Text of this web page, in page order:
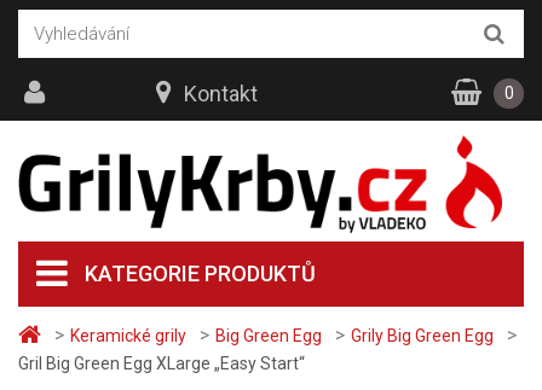
> Keramické grily > Big Green Egg > Grily Big Green Egg >
Gril Big Green Egg XLarge „Easy Start“
KATEGORIE PRODUKTŮ
Kontakt 0